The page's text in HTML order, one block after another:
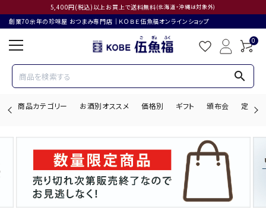
5,400円(税込)以上お買上で送料無料(北海道・沖縄は対象外)
創業70余年の珍味屋 おつまみ専門店│ＫＯＢＥ伍魚福オンラインショップ
0
search
商品カテゴリー お酒別オススメ 価格別 ギフト 頒布会 定期購
search
ACCOUNT MENU